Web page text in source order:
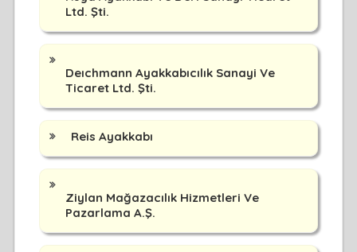
Ltd. Şti.
Deıchmann Ayakkabıcılık Sanayi Ve
Ticaret Ltd. Şti.
Reis Ayakkabı
Ziylan Mağazacılık Hizmetleri Ve
Pazarlama A.Ş.